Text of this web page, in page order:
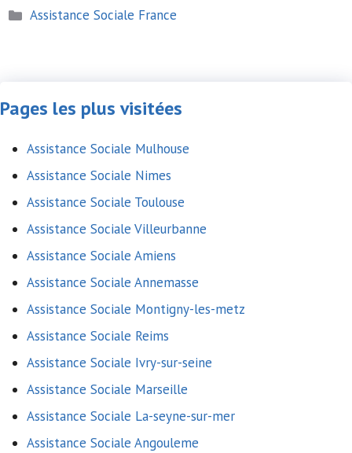
Catégories
Assistance Sociale France
Pages les plus visitées
Assistance Sociale Mulhouse
Assistance Sociale Nimes
Assistance Sociale Toulouse
Assistance Sociale Villeurbanne
Assistance Sociale Amiens
Assistance Sociale Annemasse
Assistance Sociale Montigny-les-metz
Assistance Sociale Reims
Assistance Sociale Ivry-sur-seine
Assistance Sociale Marseille
Assistance Sociale La-seyne-sur-mer
Assistance Sociale Angouleme